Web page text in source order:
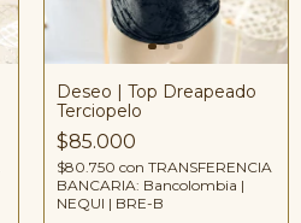
Deseo | Top Dreapeado
Terciopelo
$85.000
$80.750 con TRANSFERENCIA
BANCARIA: Bancolombia |
NEQUI | BRE-B